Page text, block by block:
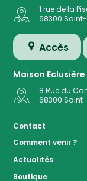
1 rue de la
68300
Accès
Maison Eclusière
8 Rue du
68300
Contact
Comment venir ?
Actualités
Boutique